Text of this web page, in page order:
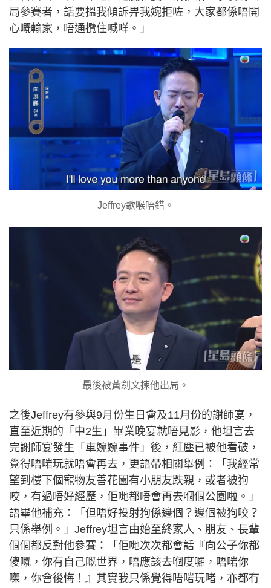
局參賽者，話要搵我傾訴畀我婉拒咗，大家都係唔開
心嘅輸家，唔通攬住喊咩。」
Jeffrey歌喉唔錯。
最後被黃劍文揀他出局。
之後Jeffrey有參與9月份生日會及11月份的謝師宴，
直至近期的「中2生」畢業晚宴就唔見影，他坦言去
完謝師宴發生「車婉婉事件」後，紅塵已被他看破，
覺得唔啱玩就唔會再去，更語帶相關舉例：「我經常
望到樓下個寵物友善花園有小朋友跌親，或者被狗
咬，有過唔好經歷，佢哋都唔會再去嗰個公園啦。」
語畢他補充：「但唔好投射狗係邊個？邊個被狗咬？
只係舉例。」Jeffrey坦言由始至終家人、朋友、長輩
個個都反對他參賽：「佢哋次次都會話『向公子你都
傻嘅，你有自己嘅世界，唔應該去嗰度囉，唔啱你
㗎，你會後悔！』其實我只係覺得唔啱玩啫，亦都冇